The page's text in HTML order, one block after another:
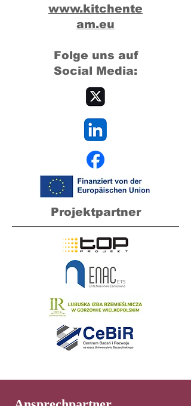
www.kitchente
am.eu
Folge uns auf
Social Media:
Projektpartner